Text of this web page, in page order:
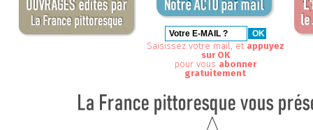
Saisissez votre mail, et appuyez
sur OK
pour vous abonner
gratuitement